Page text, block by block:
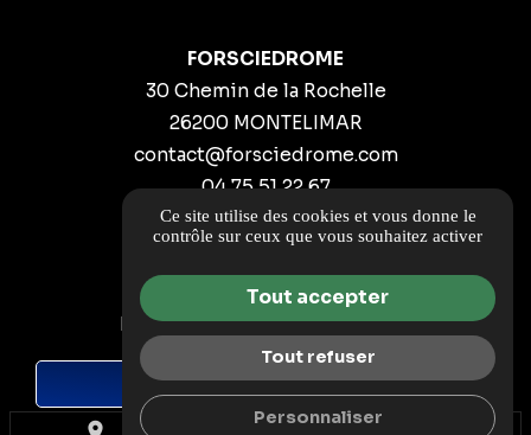
DEMANDE DE DEVIS
FORSCIEDROME
30 Chemin de la Rochelle
26200 MONTELIMAR
contact@forsciedrome.com
04 75 51 22 67
ITINÉRAIRE
Guide local
Informations complémentaires
Mentions légales
Politique de confidentialité
Gestion des cookies
Ce site utilise des cookies et vous donne le
contrôle sur ceux que vous souhaitez activer
Tout accepter
Tout refuser
Personnaliser